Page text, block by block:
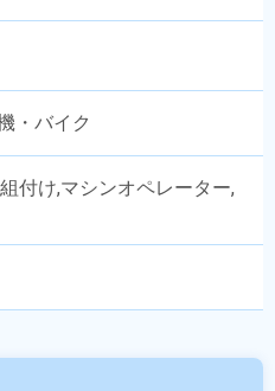
・バイク
付け,マシンオペレーター,